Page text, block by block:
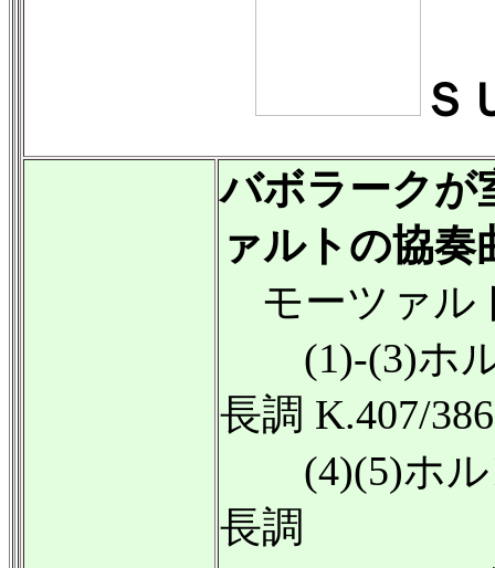
Ｓ
バボラークが
ァルトの協奏
モーツァル
(1)-(3)ホル
長調 K.407/
(4)(5)ホル
長調